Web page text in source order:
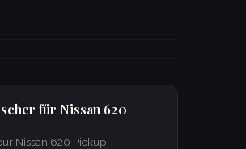
für Nissan 620
Nissan 620 Pickup.